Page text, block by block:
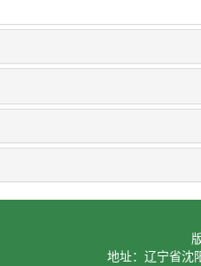
地址：辽宁省沈